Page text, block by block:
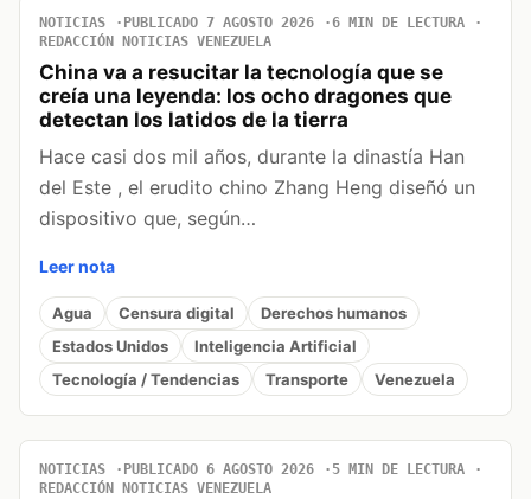
NOTICIAS PUBLICADO 7 AGOSTO 2026
6 MIN DE LECTURA
REDACCIÓN NOTICIAS VENEZUELA
China va a resucitar la tecnología que se
creía una leyenda: los ocho dragones que
detectan los latidos de la tierra
Hace casi dos mil años, durante la dinastía Han
del Este , el erudito chino Zhang Heng diseñó un
dispositivo que, según…
Leer nota
Agua Censura digital
Derechos humanos
Estados Unidos
Inteligencia Artificial
Tecnología / Tendencias
Transporte Venezuela
NOTICIAS PUBLICADO 6 AGOSTO 2026
5 MIN DE LECTURA
REDACCIÓN NOTICIAS VENEZUELA